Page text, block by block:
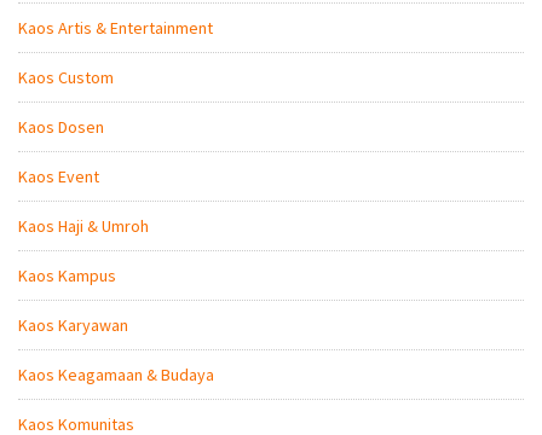
Kaos Artis & Entertainment
Kaos Custom
Kaos Dosen
Kaos Event
Kaos Haji & Umroh
Kaos Kampus
Kaos Karyawan
Kaos Keagamaan & Budaya
Kaos Komunitas